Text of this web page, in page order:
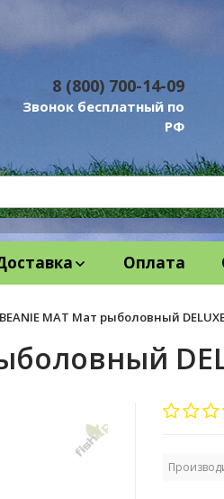
8 (800) 700-14-09
Звонок бесплатный по
РФ
Оплата
MAT Мат рыболовный